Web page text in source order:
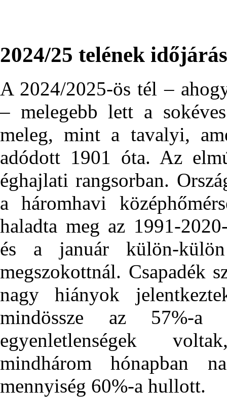
2024/25 telének
A 2024/2025-ös tél –
– melegebb lett a
meleg, mint a tavalyi,
adódott 1901 óta. Az
éghajlati rangsorban.
a háromhavi
haladta meg az 1991-
és a január külön-
megszokottnál. Csapadék
nagy hiányok
mindössze az 57%-a
egyenletlenségek
mindhárom hónapban
mennyiség 60%-a hullott.